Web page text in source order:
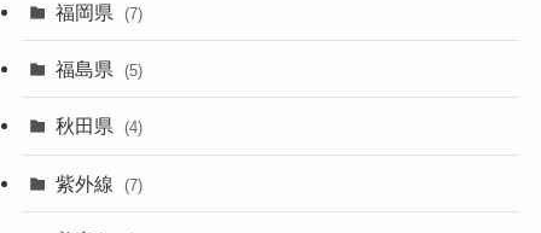
福岡県 (7)
福島県 (5)
秋田県 (4)
紫外線 (7)